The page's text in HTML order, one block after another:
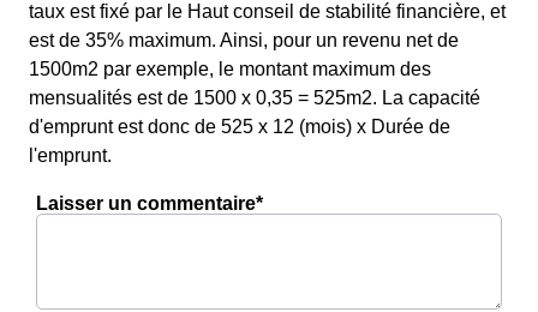
taux est fixé par le Haut conseil de stabilité financière, et
est de 35% maximum. Ainsi, pour un revenu net de
1500m2 par exemple, le montant maximum des
mensualités est de 1500 x 0,35 = 525m2. La capacité
d'emprunt est donc de 525 x 12 (mois) x Durée de
l'emprunt.
Laisser un commentaire*